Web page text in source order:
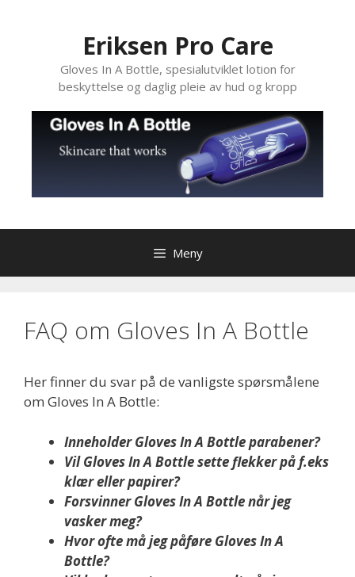
Eriksen Pro Care
Gloves In A Bottle, spesialutviklet lotion for
beskyttelse og daglig pleie av hud og kropp
Meny
FAQ om Gloves In A Bottle
Her finner du svar på de vanligste spørsmålene
om Gloves In A Bottle:
Inneholder Gloves In A Bottle parabener?
Vil Gloves In A Bottle sette flekker på f.eks
klær eller papirer?
Forsvinner Gloves In A Bottle når jeg
vasker meg?
Hvor ofte må jeg påføre Gloves In A
Bottle?